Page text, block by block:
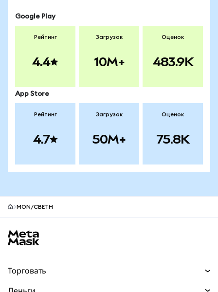
Google Play
Рейтинг
4.4
Загрузок
10M+
Оценок
483.9K
App Store
Рейтинг
4.7
Загрузок
50M+
Оценок
75.8K
MON/CBETH
Торговать